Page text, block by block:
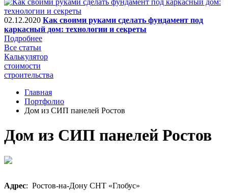
02.12.2020 Как своими руками сделать фундамент под
каркасный дом: технологии и секреты
Подробнее
Все статьи
Калькулятор
стоимости
строительства
Главная
Портфолио
Дом из СИП панелей Ростов
Дом из СИП панелей Ростов
Адрес: Ростов-на-Дону СНТ «Глобус»